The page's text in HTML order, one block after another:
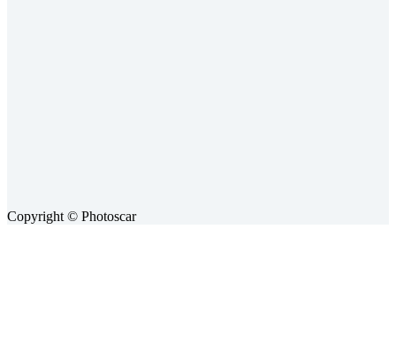
Copyright © Photoscar